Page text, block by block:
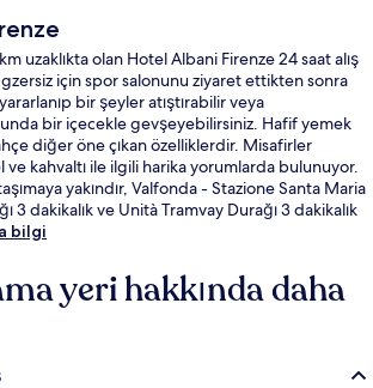
uzaklıkta olan Hotel Albani Firenze 24 saat alış
için spor salonunu ziyaret ettikten sonra
bir şeyler atıştırabilir veya
bir içecekle gevşeyebilirsiniz. Hafif yemek
diğer öne çıkan özelliklerdir. Misafirler
ve kahvaltı ile ilgili harika yorumlarda bulunuyor.
yakındır, Valfonda - Stazione Santa Maria
3 dakikalık ve Unità Tramvay Durağı 3 dakikalık
bilgi
yeri hakkında daha